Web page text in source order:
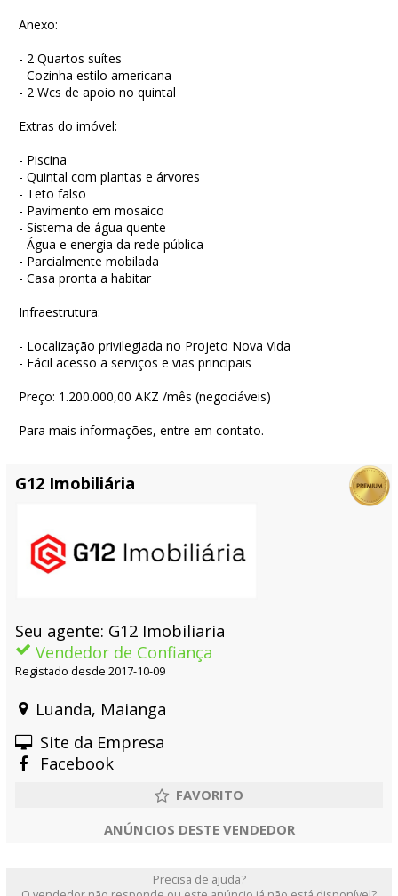
Anexo:
- 2 Quartos suítes
- Cozinha estilo americana
- 2 Wcs de apoio no quintal
Extras do imóvel:
- Piscina
- Quintal com plantas e árvores
- Teto falso
- Pavimento em mosaico
- Sistema de água quente
- Água e energia da rede pública
- Parcialmente mobilada
- Casa pronta a habitar
Infraestrutura:
- Localização privilegiada no Projeto Nova Vida
- Fácil acesso a serviços e vias principais
Preço: 1.200.000,00 AKZ /mês (negociáveis)
Para mais informações, entre em contato.
G12 Imobiliária
Seu agente: G12 Imobiliaria
Vendedor de Confiança
Registado desde 2017-10-09
Luanda, Maianga
Site da Empresa
Facebook
ANÚNCIOS DESTE VENDEDOR
Precisa de ajuda?